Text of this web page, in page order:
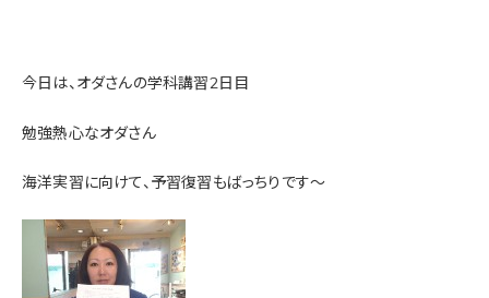
今日は、オダさんの学科講習2日目
勉強熱心なオダさん
海洋実習に向けて、予習復習もばっちりです～